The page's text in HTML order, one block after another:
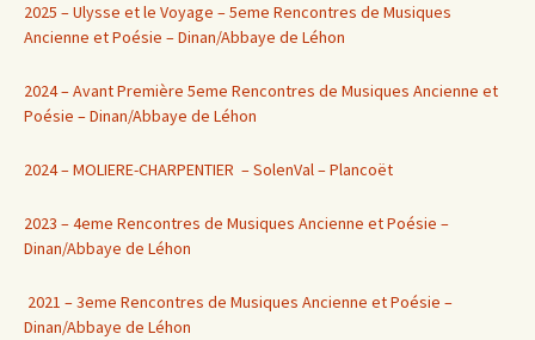
2025 – Ulysse et le Voyage – 5eme Rencontres de Musiques
Ancienne et Poésie – Dinan/Abbaye de Léhon
2024 – Avant Première 5eme Rencontres de Musiques Ancienne et
Poésie – Dinan/Abbaye de Léhon
2024 – MOLIERE-CHARPENTIER – SolenVal – Plancoët
2023 – 4eme Rencontres de Musiques Ancienne et Poésie –
Dinan/Abbaye de Léhon
2021 – 3eme Rencontres de Musiques Ancienne et Poésie –
Dinan/Abbaye de Léhon